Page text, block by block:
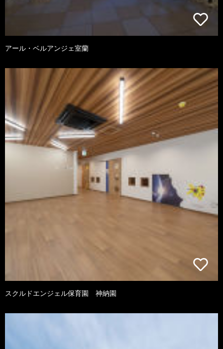
アール・ベルアンジェ室蘭
スクルドエンジェル保育園 神納園